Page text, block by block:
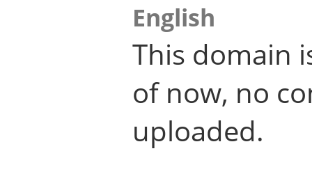
English
This domain
of now, no
uploaded.